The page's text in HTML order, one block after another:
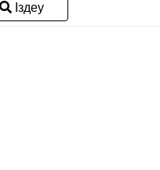
Іздеу